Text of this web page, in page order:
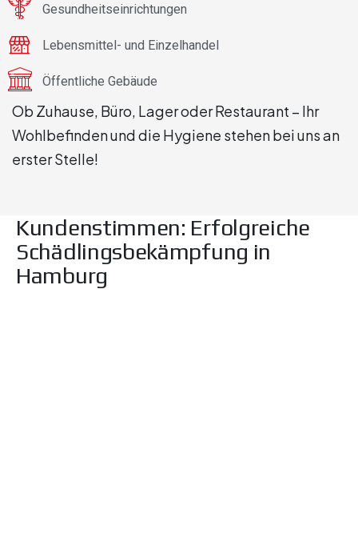
Gesundheitseinrichtungen
Lebensmittel- und Einzelhandel
Öffentliche Gebäude
Ob Zuhause, Büro, Lager oder Restaurant – Ihr
Wohlbefinden und die Hygiene stehen bei uns an
erster Stelle!
Kundenstimmen: Erfolgreiche
Schädlingsbekämpfung in
Hamburg